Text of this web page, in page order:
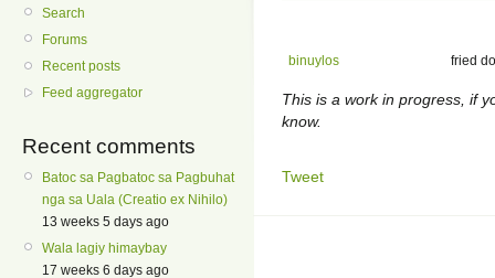
Search
Forums
Recent posts
Feed aggregator
Recent comments
Batoc sa Pagbatoc sa Pagbuhat
nga sa Uala (Creatio ex Nihilo)
13 weeks 5 days ago
Wala lagiy himaybay
17 weeks 6 days ago
binuylos fried
This is a work in progress, if
know.
Tweet